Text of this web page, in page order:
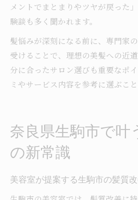
メントでまとまりやツヤが戻った
験談も多く聞かれます。
髪悩みが深刻になる前に、専門家
受けることで、理想の美髪への近
分に合ったサロン選びも重要なポ
ミやサービス内容を参考に選ぶこと
奈良県生駒市で叶
の新常識
美容室が提案する生駒市の髪質